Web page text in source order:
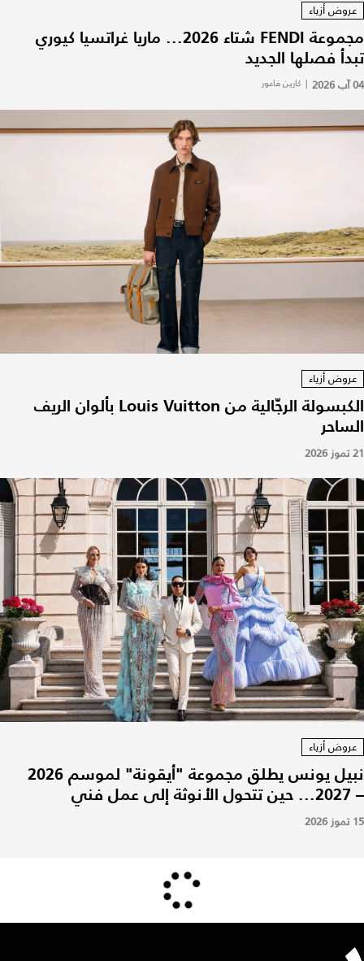
عروض أزياء
مجموعة FENDI شتاء 2026... ماريا غراتسيا كيوري
تبدأ فصلها الجديد
04 آب 2026 | كارين فاعور
عروض أزياء
الكبسولة الرجّالية من Louis Vuitton بألوان الريف
الساحر
21 تموز 2026
عروض أزياء
نبيل يونس يطلق مجموعة "أيقونة" لموسم 2026
– 2027... حين تتحول الأنوثة إلى عمل فني
15 تموز 2026